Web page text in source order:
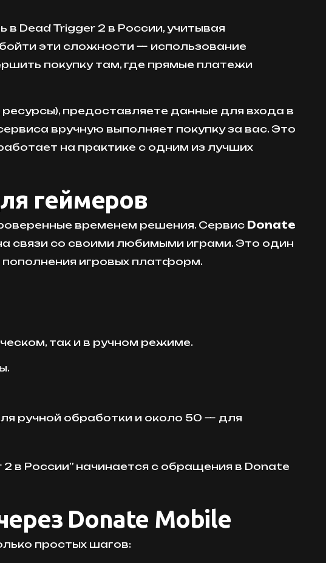
Dead Trigger 2 в России, учитывая
эти сложности — использование
покупку там, где прямые платежи
предоставляете данные для входа в
вручную выполняет покупку за вас. Это
на практике с одним из лучших
геймеров
временем решения. Сервис Donate
связи со своими любимыми играми. Это один
игровых платформ.
так и в ручном режиме.
ручной обработки и около 50 — для
в России” начинается с обращения в Donate
Donate Mobile
простых шагов: